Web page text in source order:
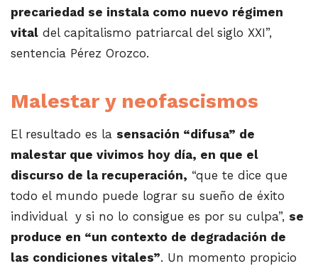
precariedad se instala como nuevo régimen
vital del capitalismo patriarcal del siglo XXI”,
sentencia Pérez Orozco.
Malestar y neofascismos
El resultado es la sensación “difusa” de
malestar que vivimos hoy día, en que el
discurso de la recuperación, “que te dice que
todo el mundo puede lograr su sueño de éxito
individual y si no lo consigue es por su culpa”, se
produce en “un contexto de degradación de
las condiciones vitales”. Un momento propicio